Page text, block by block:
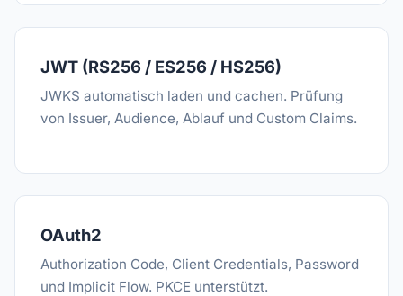
JWT (RS256 / ES256 / HS256)
JWKS automatisch laden und cachen. Prüfung
von Issuer, Audience, Ablauf und Custom Claims.
OAuth2
Authorization Code, Client Credentials, Password
und Implicit Flow. PKCE unterstützt.